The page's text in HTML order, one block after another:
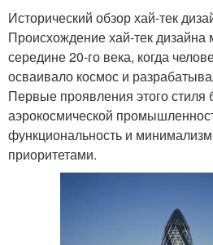
Исторический обзор хай-тек
Происхождение хай-тек дизайна
середине 20-го века, когда
осваивало космос и
Первые проявления этого стиля
аэрокосмической
функциональность и
приоритетами.